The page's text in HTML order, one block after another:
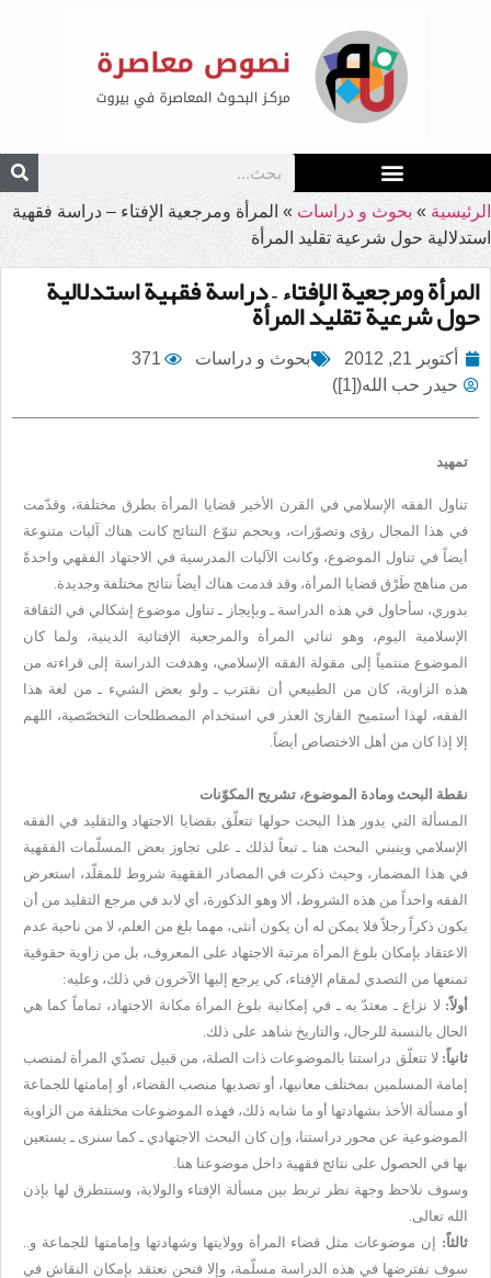
الرئيسية » بحوث و دراسات » المرأة ومرجعية الإفتاء – دراسة فقهية
استدلالية حول شرعية تقليد المرأة
المرأة ومرجعية الإفتاء – دراسة فقهية استدلالية
حول شرعية تقليد المرأة
أكتوبر 21, 2012 بحوث و دراسات
371
حيدر حب الله([1])
تمهيد
تناول الفقه الإسلامي في القرن الأخير قضايا المرأة بطرق مختلفة، وقدّمت
في هذا المجال رؤى وتصوّرات، وبحجم تنوّع النتائج كانت هناك آليات متنوعة
أيضاً في تناول الموضوع، وكانت الآليات المدرسية في الاجتهاد الفقهي واحدةً
من مناهج طَرْق قضايا المرأة، وقد قدمت هناك أيضاً نتائج مختلفة وجديدة.
بدوري، سأحاول في هذه الدراسة ـ وبإيجاز ـ تناول موضوع إشكالي في الثقافة
الإسلامية اليوم، وهو ثنائي المرأة والمرجعية الإفتائية الدينية، ولما كان
الموضوع منتمياً إلى مقولة الفقه الإسلامي، وهدفت الدراسة إلى قراءته من
هذه الزاوية، كان من الطبيعي أن نقترب ـ ولو بعض الشيء ـ من لغة هذا
الفقه، لهذا أستميح القارئ العذر في استخدام المصطلحات التخصّصية، اللهم
إلا إذا كان من أهل الاختصاص أيضاً.
نقطة البحث ومادة الموضوع، تشريح المكوّنات
المسألة التي يدور هذا البحث حولها تتعلّق بقضايا الاجتهاد والتقليد في الفقه
الإسلامي وينبني البحث هنا ـ تبعاً لذلك ـ على تجاوز بعض المسلّمات الفقهية
في هذا المضمار، وحيث ذكرت في المصادر الفقهية شروط للمقلّد، استعرض
الفقه واحداً من هذه الشروط، ألا وهو الذكورة، أي لابد في مرجع التقليد من أن
يكون ذكراً رجلاً فلا يمكن له أن يكون أنثى، مهما بلغ من العلم، لا من ناحية عدم
الاعتقاد بإمكان بلوغ المرأة مرتبة الاجتهاد على المعروف، بل من زاوية حقوقية
تمنعها من التصدي لمقام الإفتاء، كي يرجع إليها الآخرون في ذلك، وعليه:
أولاً: لا نزاع ـ معتدّ به ـ في إمكانية بلوغ المرأة مكانة الاجتهاد، تماماً كما هي
الحال بالنسبة للرجال، والتاريخ شاهد على ذلك.
ثانياً: لا تتعلّق دراستنا بالموضوعات ذات الصلة، من قبيل تصدّي المرأة لمنصب
إمامة المسلمين بمختلف معانيها، أو تصديها منصب القضاء، أو إمامتها للجماعة
أو مسألة الأخذ بشهادتها أو ما شابه ذلك، فهذه الموضوعات مختلفة من الزاوية
الموضوعية عن محور دراستنا، وإن كان البحث الاجتهادي ـ كما سنرى ـ يستعين
بها في الحصول على نتائج فقهية داخل موضوعنا هنا.
وسوف نلاحظ وجهة نظر تربط بين مسألة الإفتاء والولاية، وسنتطرق لها بإذن
الله تعالى.
ثالثاً: إن موضوعات مثل قضاء المرأة وولايتها وشهادتها وإمامتها للجماعة و..
سوف نفترضها في هذه الدراسة مسلّمة، وإلا فنحن نعتقد بإمكان النقاش في